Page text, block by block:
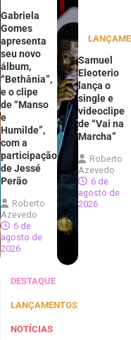
Gabriela
Gomes
apresenta
seu novo
álbum,
“Bethânia”,
e o clipe
de “Manso
e
Humilde”,
com a
participação
de Jessé
Perão
Roberto
Azevedo
6 de
agosto de
2026
Samuel
Eleoterio
lança o
single e
videoclipe
de “Vai na
Marcha”
Roberto
Azevedo
6 de
agosto de
2026
DESTAQUE
LANÇAMENTOS
NOTÍCIAS